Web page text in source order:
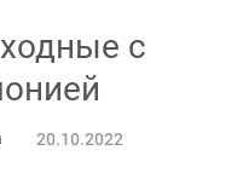
с
20.10.2022